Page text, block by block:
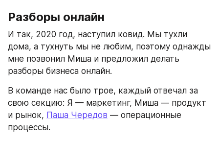
Разборы онлайн
И так, 2020 год, наступил ковид. Мы тухли
дома, а тухнуть мы не любим, поэтому однажды
мне позвонил Миша и предложил делать
разборы бизнеса онлайн.
В команде нас было трое, каждый отвечал за
свою секцию: Я — маркетинг, Миша — продукт
и рынок, Паша Чередов — операционные
процессы.